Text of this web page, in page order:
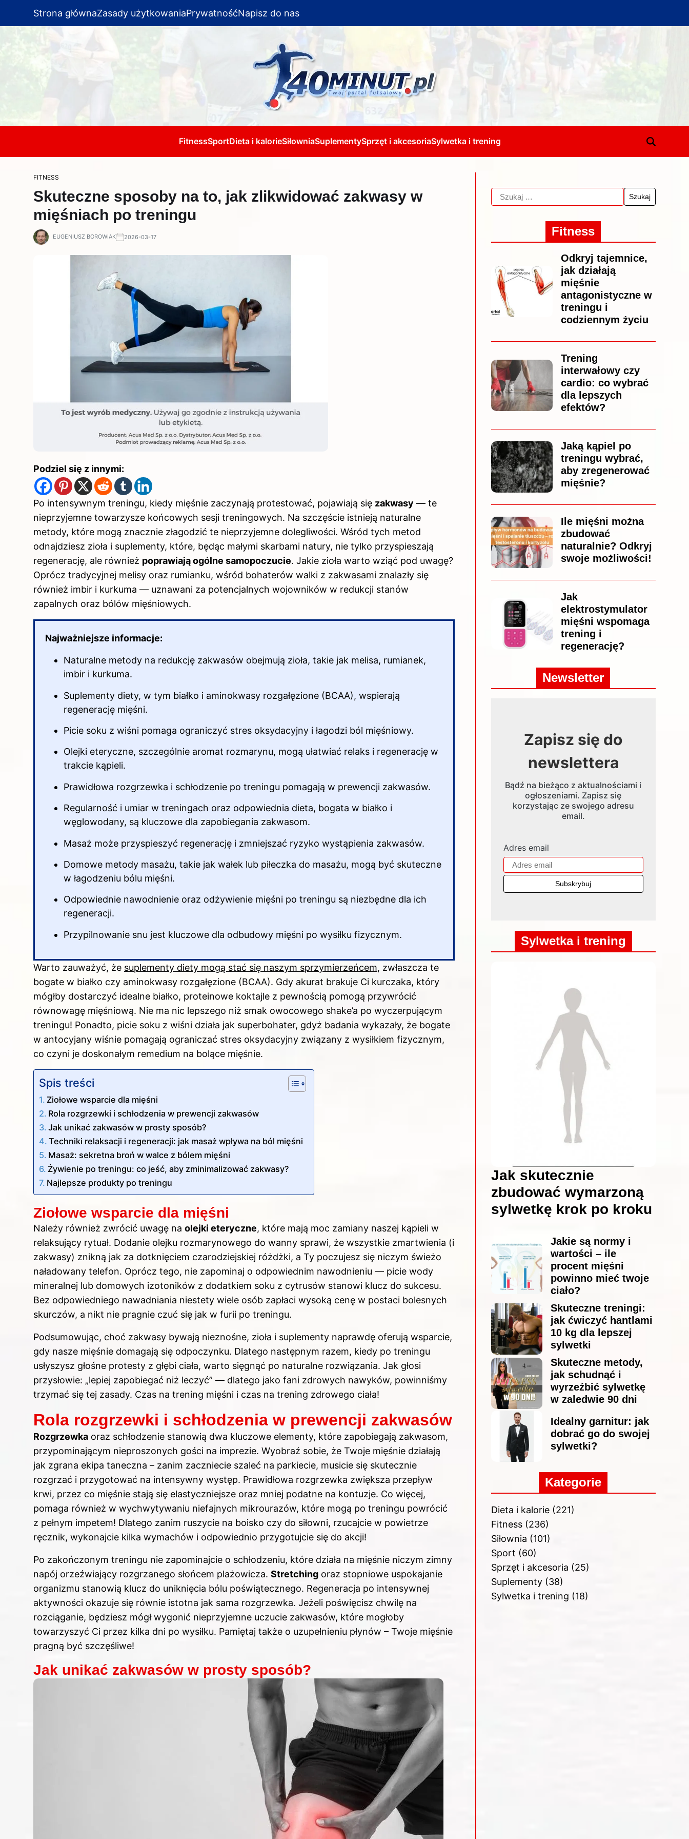
Strona głównaZasady użytkowaniaPrywatnośćNapisz do nas
FitnessSportDieta i kalorieSiłowniaSuplementySprzęt i akcesoriaSylwetka i trening
FITNESS
Skuteczne sposoby na to, jak zlikwidować zakwasy w
mięśniach po treningu
EUGENIUSZ BOROWIAK 2026-03-17
Podziel się z innymi:
Po intensywnym treningu, kiedy mięśnie zaczynają protestować, pojawiają się zakwasy — te
nieprzyjemne towarzysze końcowych sesji treningowych. Na szczęście istnieją naturalne
metody, które mogą znacznie złagodzić te nieprzyjemne dolegliwości. Wśród tych metod
odnajdziesz zioła i suplementy, które, będąc małymi skarbami natury, nie tylko przyspieszają
regenerację, ale również poprawiają ogólne samopoczucie. Jakie zioła warto wziąć pod uwagę?
Oprócz tradycyjnej melisy oraz rumianku, wśród bohaterów walki z zakwasami znalazły się
również imbir i kurkuma — uznawani za potencjalnych wojowników w redukcji stanów
zapalnych oraz bólów mięśniowych.
Najważniejsze informacje:
Naturalne metody na redukcję zakwasów obejmują zioła, takie jak melisa, rumianek,
imbir i kurkuma.
Suplementy diety, w tym białko i aminokwasy rozgałęzione (BCAA), wspierają
regenerację mięśni.
Picie soku z wiśni pomaga ograniczyć stres oksydacyjny i łagodzi ból mięśniowy.
Olejki eteryczne, szczególnie aromat rozmarynu, mogą ułatwiać relaks i regenerację w
trakcie kąpieli.
Prawidłowa rozgrzewka i schłodzenie po treningu pomagają w prewencji zakwasów.
Regularność i umiar w treningach oraz odpowiednia dieta, bogata w białko i
węglowodany, są kluczowe dla zapobiegania zakwasom.
Masaż może przyspieszyć regenerację i zmniejszać ryzyko wystąpienia zakwasów.
Domowe metody masażu, takie jak wałek lub piłeczka do masażu, mogą być skuteczne
w łagodzeniu bólu mięśni.
Odpowiednie nawodnienie oraz odżywienie mięśni po treningu są niezbędne dla ich
regeneracji.
Przypilnowanie snu jest kluczowe dla odbudowy mięśni po wysiłku fizycznym.
Warto zauważyć, że suplementy diety mogą stać się naszym sprzymierzeńcem, zwłaszcza te
bogate w białko czy aminokwasy rozgałęzione (BCAA). Gdy akurat brakuje Ci kurczaka, który
mógłby dostarczyć idealne białko, proteinowe koktajle z pewnością pomogą przywrócić
równowagę mięśniową. Nie ma nic lepszego niż smak owocowego shake’a po wyczerpującym
treningu! Ponadto, picie soku z wiśni działa jak superbohater, gdyż badania wykazały, że bogate
w antocyjany wiśnie pomagają ograniczać stres oksydacyjny związany z wysiłkiem fizycznym,
co czyni je doskonałym remedium na bolące mięśnie.
Spis treści
Ziołowe wsparcie dla mięśni
Rola rozgrzewki i schłodzenia w prewencji zakwasów
Jak unikać zakwasów w prosty sposób?
Techniki relaksacji i regeneracji: jak masaż wpływa na ból mięśni
Masaż: sekretna broń w walce z bólem mięśni
Żywienie po treningu: co jeść, aby zminimalizować zakwasy?
Najlepsze produkty po treningu
Ziołowe wsparcie dla mięśni
Należy również zwrócić uwagę na olejki eteryczne, które mają moc zamiany naszej kąpieli w
relaksujący rytuał. Dodanie olejku rozmarynowego do wanny sprawi, że wszystkie zmartwienia (i
zakwasy) znikną jak za dotknięciem czarodziejskiej różdżki, a Ty poczujesz się niczym świeżo
naładowany telefon. Oprócz tego, nie zapominaj o odpowiednim nawodnieniu — picie wody
mineralnej lub domowych izotoników z dodatkiem soku z cytrusów stanowi klucz do sukcesu.
Bez odpowiedniego nawadniania niestety wiele osób zapłaci wysoką cenę w postaci bolesnych
skurczów, a nikt nie pragnie czuć się jak w furii po treningu.
Podsumowując, choć zakwasy bywają nieznośne, zioła i suplementy naprawdę oferują wsparcie,
gdy nasze mięśnie domagają się odpoczynku. Dlatego następnym razem, kiedy po treningu
usłyszysz głośne protesty z głębi ciała, warto sięgnąć po naturalne rozwiązania. Jak głosi
przysłowie: „lepiej zapobiegać niż leczyć” — dlatego jako fani zdrowych nawyków, powinniśmy
trzymać się tej zasady. Czas na trening mięśni i czas na trening zdrowego ciała!
Rola rozgrzewki i schłodzenia w prewencji zakwasów
Rozgrzewka oraz schłodzenie stanowią dwa kluczowe elementy, które zapobiegają zakwasom,
przypominającym nieproszonych gości na imprezie. Wyobraź sobie, że Twoje mięśnie działają
jak zgrana ekipa taneczna – zanim zaczniecie szaleć na parkiecie, musicie się skutecznie
rozgrzać i przygotować na intensywny występ. Prawidłowa rozgrzewka zwiększa przepływ
krwi, przez co mięśnie stają się elastyczniejsze oraz mniej podatne na kontuzje. Co więcej,
pomaga również w wychwytywaniu niefajnych mikrourazów, które mogą po treningu powrócić
z pełnym impetem! Dlatego zanim ruszycie na boisko czy do siłowni, rzucajcie w powietrze
ręcznik, wykonajcie kilka wymachów i odpowiednio przygotujcie się do akcji!
Po zakończonym treningu nie zapominajcie o schłodzeniu, które działa na mięśnie niczym zimny
napój orzeźwiający rozgrzanego słońcem plażowicza. Stretching oraz stopniowe uspokajanie
organizmu stanowią klucz do uniknięcia bólu poświątecznego. Regeneracja po intensywnej
aktywności okazuje się równie istotna jak sama rozgrzewka. Jeżeli poświęcisz chwilę na
rozciąganie, będziesz mógł wygonić nieprzyjemne uczucie zakwasów, które mogłoby
towarzyszyć Ci przez kilka dni po wysiłku. Pamiętaj także o uzupełnieniu płynów – Twoje mięśnie
pragną być szczęśliwe!
Jak unikać zakwasów w prosty sposób?
Fitness
Odkryj tajemnice,
jak działają
mięśnie
antagonistyczne w
treningu i
codziennym życiu
Trening
interwałowy czy
cardio: co wybrać
dla lepszych
efektów?
Jaką kąpiel po
treningu wybrać,
aby zregenerować
mięśnie?
Ile mięśni można
zbudować
naturalnie? Odkryj
swoje możliwości!
Jak
elektrostymulator
mięśni wspomaga
trening i
regenerację?
Newsletter
Zapisz się do
newslettera
Bądź na bieżąco z aktualnościami i
ogłoszeniami. Zapisz się
korzystając ze swojego adresu
email.
Adres email
Sylwetka i trening
Jak skutecznie
zbudować wymarzoną
sylwetkę krok po kroku
Jakie są normy i
wartości – ile
procent mięśni
powinno mieć twoje
ciało?
Skuteczne treningi:
jak ćwiczyć hantlami
10 kg dla lepszej
sylwetki
Skuteczne metody,
jak schudnąć i
wyrzeźbić sylwetkę
w zaledwie 90 dni
Idealny garnitur: jak
dobrać go do swojej
sylwetki?
Kategorie
Dieta i kalorie(221)
Fitness(236)
Siłownia (101)
Sport (60)
Sprzęt i akcesoria (25)
Suplementy(38)
Sylwetka i trening (18)